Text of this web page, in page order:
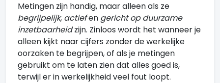
Metingen zijn handig, maar alleen als ze
begrijpelijk, actiefen gericht op duurzame
inzetbaarheidzijn. Zinloos wordt het wanneer je
alleen kijkt naar cijfers zonder de werkelijke
oorzaken te begrijpen, of als je metingen
gebruikt om te laten zien dat alles goed is,
terwijl er in werkelijkheid veel fout loopt.